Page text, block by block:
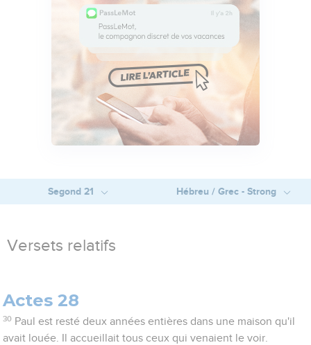
Segond 21 Hébreu / Grec - Strong
Versets relatifs
Actes 28
30 Paul est resté deux années entières dans une maison qu'il
avait louée. Il accueillait tous ceux qui venaient le voir.